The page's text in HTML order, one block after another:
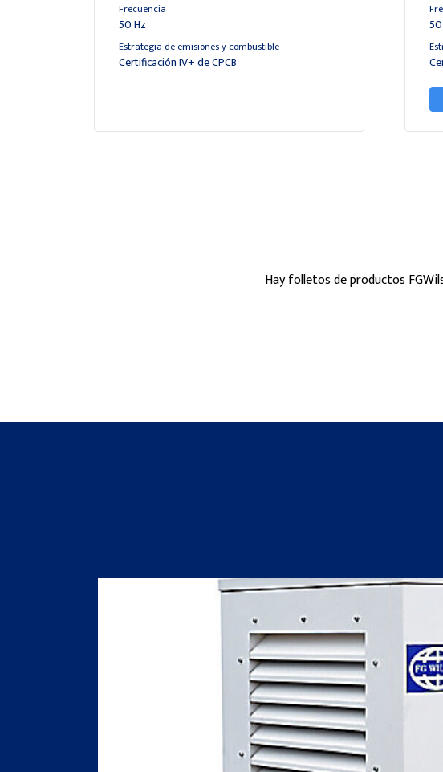
Frecuencia
50 Hz
Estrategia de emisiones y combustible
Certificación IV+ de CPCB
Hay folletos de productos